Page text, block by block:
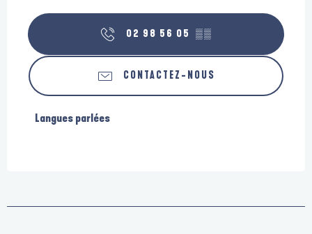
02 98 56 05 ▒▒
CONTACTEZ-NOUS
Langues parlées
Langues parlées